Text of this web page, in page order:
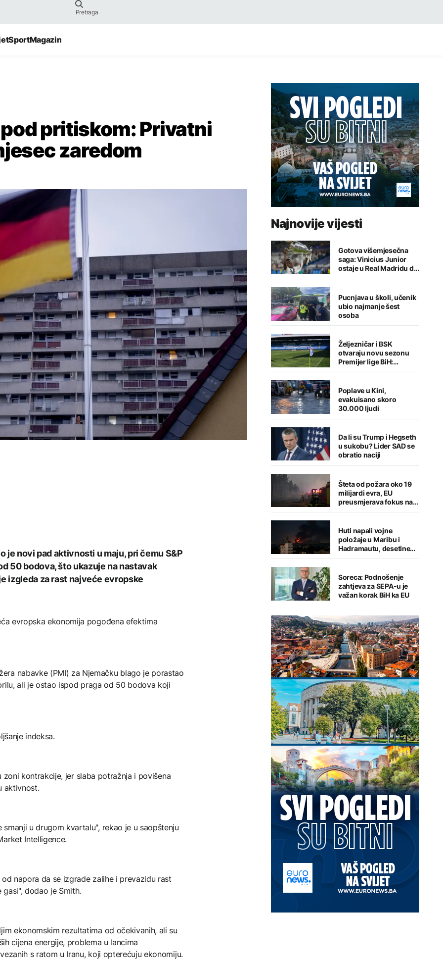
SportMagazin
pritiskom: Privatni
zaredom
je novi pad aktivnosti u maju, pri čemu S&P
50 bodova, što ukazuje na nastavak
izgleda za rast najveće evropske
evropska ekonomija pogođena efektima
nabavke (PMI) za Njemačku blago je porastao
ali je ostao ispod praga od 50 bodova koji
indeksa.
kontrakcije, jer slaba potražnja i povišena
aktivnost.
u drugom kvartalu", rekao je u saopštenju
Intelligence.
napora da se izgrade zalihe i prevaziđu rast
dodao je Smith.
ekonomskim rezultatima od očekivanih, ali su
cijena energije, problema u lancima
s ratom u Iranu, koji opterećuju ekonomiju.
Najnovije vijesti
Gotova višemjesečna
saga: Vinicius Junior
ostaje u Real Madridu do
2032. godine
Pucnjava u školi, učenik
ubio najmanje šest
osoba
Željezničar i BSK
otvaraju novu sezonu
Premijer lige BiH:
Sarajlije u problemima,
Poplave u Kini,
evakuisano skoro
30.000 ljudi
Da li su Trump i Hegseth
u sukobu? Lider SAD se
obratio naciji
Šteta od požara oko 19
milijardi evra, EU
preusmjerava fokus na
prevenciju
Huti napali vojne
položaje u Maribu i
Hadramautu, desetine
stradalih
Soreca: Podnošenje
zahtjeva za SEPA-u je
važan korak BiH ka EU